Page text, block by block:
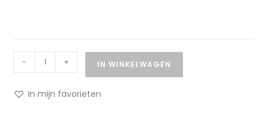
- + IN WINKELWAGEN
In mijn favorieten